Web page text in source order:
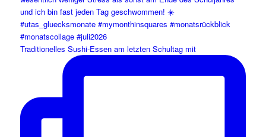
Traditionelles Sushi-Essen am letzten Schultag mit